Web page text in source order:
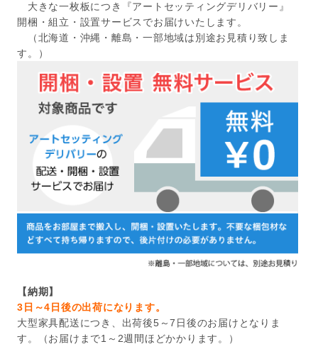
大きな一枚板につき『アートセッティングデリバリー』
開梱・組立・設置サービスでお届けいたします。
（北海道・沖縄・離島・一部地域は別途お見積り致しま
す。）
【納期】
3日～4日後の出荷になります。
大型家具配送につき、出荷後5～7日後のお届けとなりま
す。（お届けまで1～2週間ほどかかります。）